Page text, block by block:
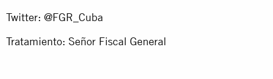
Twitter: @FGR_Cuba
Tratamiento: Señor Fiscal General